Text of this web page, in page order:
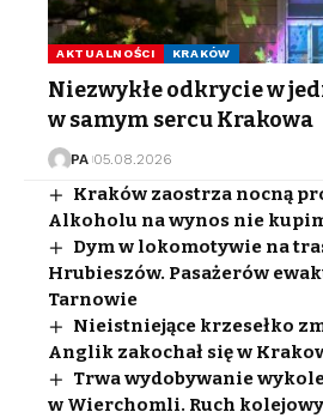
AKTUALNOŚCI KRAKÓW
Niezwykłe odkrycie w
w samym sercu Krakowa
PA 05.08.2026
Kraków zaostrza nocną
Alkoholu na wynos nie
Dym w lokomotywie na
Hrubieszów. Pasażerów
Tarnowie
Nieistniejące krzesełko
Anglik zakochał się w
Trwa wydobywanie
w Wierchomli. Ruch